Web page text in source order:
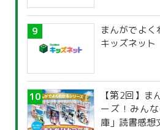
まんがでよ
キッズネット
【第2回】ま
ーズ！みん
庫」読書感想